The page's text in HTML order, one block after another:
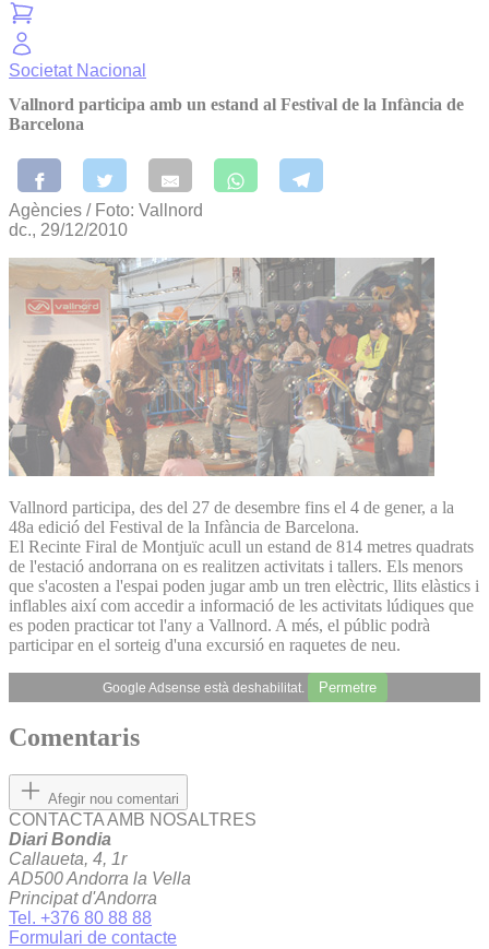
Societat Nacional
Vallnord participa amb un estand al Festival de la Infància de
Barcelona
Agències / Foto: Vallnord
dc., 29/12/2010
Vallnord participa, des del 27 de desembre fins el 4 de gener, a la
48a edició del Festival de la Infància de Barcelona.
El Recinte Firal de Montjuïc acull un estand de 814 metres quadrats
de l'estació andorrana on es realitzen activitats i tallers. Els menors
que s'acosten a l'espai poden jugar amb un tren elèctric, llits elàstics i
inflables així com accedir a informació de les activitats lúdiques que
es poden practicar tot l'any a Vallnord. A més, el públic podrà
participar en el sorteig d'una excursió en raquetes de neu.
Google Adsense està deshabilitat. Permetre
Comentaris
Afegir nou comentari
CONTACTA AMB NOSALTRES
Diari Bondia
Callaueta, 4, 1r
AD500 Andorra la Vella
Principat d'Andorra
Tel. +376 80 88 88
Formulari de contacte